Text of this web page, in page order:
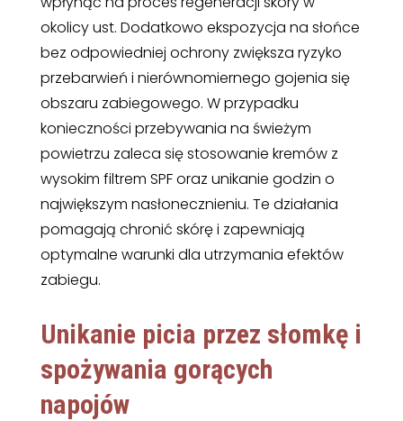
okolicy ust. Dodatkowo ekspozycja na słońce
bez odpowiedniej ochrony zwiększa ryzyko
przebarwień i nierównomiernego gojenia się
obszaru zabiegowego. W przypadku
konieczności przebywania na świeżym
powietrzu zaleca się stosowanie kremów z
wysokim filtrem SPF oraz unikanie godzin o
największym nasłonecznieniu. Te działania
pomagają chronić skórę i zapewniają
optymalne warunki dla utrzymania efektów
zabiegu.
Unikanie picia przez słomkę i
spożywania gorących
napojów